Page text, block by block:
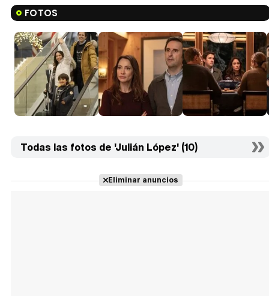
FOTOS
Todas las fotos de 'Julián López' (10)
Eliminar anuncios